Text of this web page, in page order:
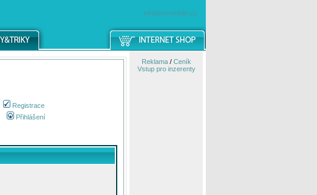
windowsmobile.cz
Registrace
Přihlášení
Reklama/ Ceník
Vstup pro inzerenty